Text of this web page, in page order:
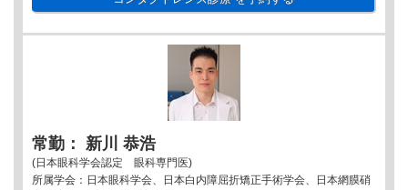
常勤： 新川 恭浩
(日本眼科学会認定 眼科専門医)
所属学会：日本眼科学会、日本白内障屈折矯正手術学会、日本網膜硝